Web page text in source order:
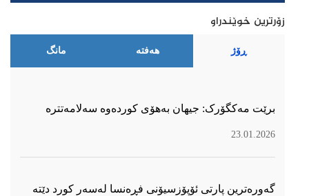
زۆرترین خوێندراو
ڕۆژ هەفتە مانگ
برێت مەکگۆرک: جیهان بەهۆی کوردەوە سەلامەتترە
23.01.2026
گەورەترین پارتی ئۆپۆزسیۆنی فڕەنسا لەسەر كورد دێتە